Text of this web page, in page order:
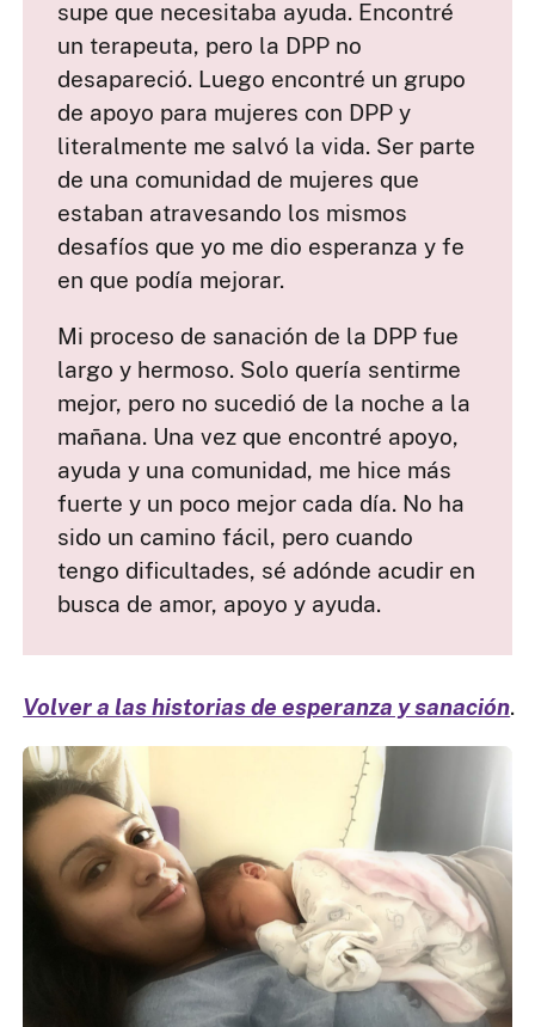
supe que necesitaba ayuda. Encontré
un terapeuta, pero la DPP no
desapareció. Luego encontré un grupo
de apoyo para mujeres con DPP y
literalmente me salvó la vida. Ser parte
de una comunidad de mujeres que
estaban atravesando los mismos
desafíos que yo me dio esperanza y fe
en que podía mejorar.
Mi proceso de sanación de la DPP fue
largo y hermoso. Solo quería sentirme
mejor, pero no sucedió de la noche a la
mañana. Una vez que encontré apoyo,
ayuda y una comunidad, me hice más
fuerte y un poco mejor cada día. No ha
sido un camino fácil, pero cuando
tengo dificultades, sé adónde acudir en
busca de amor, apoyo y ayuda.
Volver a las historias de esperanza y sanación.